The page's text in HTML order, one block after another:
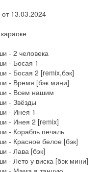
от 13.03.2024
- 2 человека
- Босая 1
- Босая 2 [remix,бэк]
- Время [бэк мини]
- Всем нашим
- Звёзды
- Инея 1
- Инея 2 [remix]
- Корабль печаль
- Красное белое [бэк]
- Лава [бэк]
- Лето у виска [бэк мини]